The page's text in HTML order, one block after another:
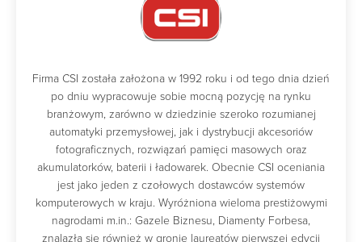
Firma CSI została założona w 1992 roku i od tego dnia dzień
po dniu wypracowuje sobie mocną pozycję na rynku
branżowym, zarówno w dziedzinie szeroko rozumianej
automatyki przemysłowej, jak i dystrybucji akcesoriów
fotograficznych, rozwiązań pamięci masowych oraz
akumulatorków, baterii i ładowarek. Obecnie CSI oceniania
jest jako jeden z czołowych dostawców systemów
komputerowych w kraju. Wyróżniona wieloma prestiżowymi
nagrodami m.in.: Gazele Biznesu, Diamenty Forbesa,
znalazła się również w gronie laureatów pierwszej edycji